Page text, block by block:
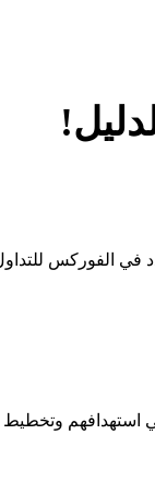
الفوركس للتداول
وتخطيط